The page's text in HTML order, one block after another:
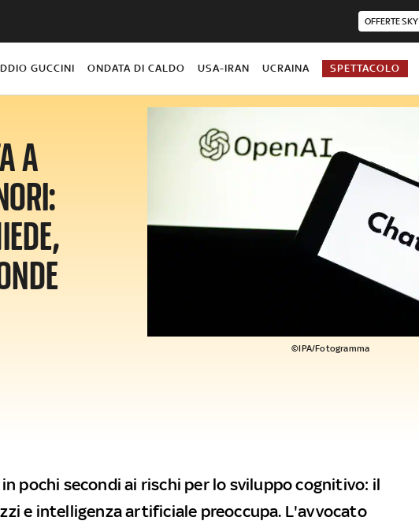
OFFERTE SKY
GUCCINI ONDATA DI CALDO USA-IRAN UCRAINA SPETTACOLO
A
©IPA/Fotogramma
pochi secondi ai rischi per lo sviluppo cognitivo: il
e intelligenza artificiale preoccupa. L'avvocato